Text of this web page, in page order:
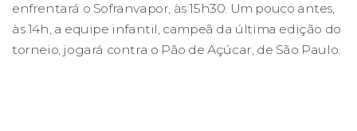
enfrentará o Sofranvapor, às 15h30. Um pouco antes,
às 14h, a equipe infantil, campeã da última edição do
torneio, jogará contra o Pão de Açúcar, de São Paulo.